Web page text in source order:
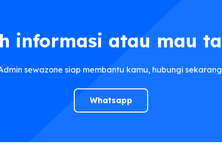
informasi atau mau
sewazone siap membantu kamu, hubungi
Whatsapp